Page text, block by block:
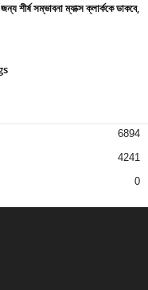
শীর্ষ সম্ভাবনা ম্যাক্স ক্লার্ককে ডাকবে,
6894
4241
0